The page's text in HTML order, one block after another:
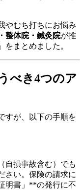
やむち打ちにお悩み
整体院・鍼灸院が推
まとめました。
べき4つのア
すが、以下の手順を
自損事故含む）でも
さい。保険の請求に
明書」**の発行に不